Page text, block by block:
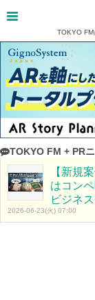
TOKYO FM
TOKYO FM + PR
【新規
はコン
ビジネ
2026-06-23(火) 07:00